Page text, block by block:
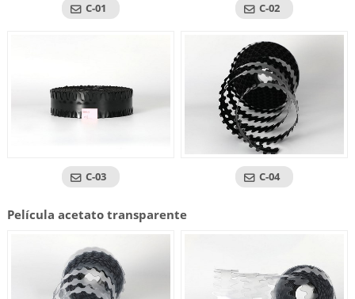
C-01 C-02
C-03 C-04
Película acetato transparente